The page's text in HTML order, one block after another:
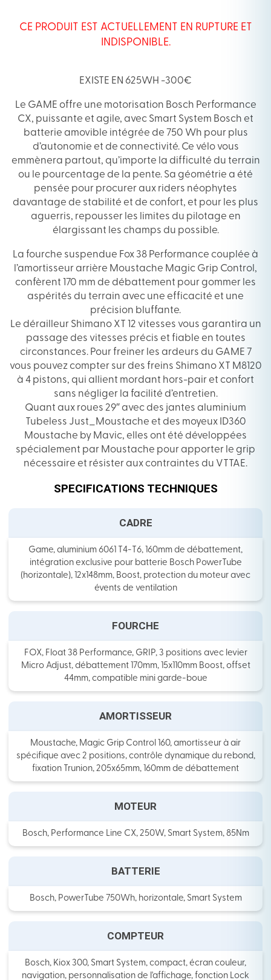
CE PRODUIT EST ACTUELLEMENT EN RUPTURE ET
INDISPONIBLE.
EXISTE EN 625WH -300€
Le GAME offre une motorisation Bosch Performance
CX, puissante et agile, avec Smart System Bosch et
batterie amovible intégrée de 750 Wh pour plus
d’autonomie et de connectivité. Ce vélo vous
emmènera partout, qu’importe la difficulté du terrain
ou le pourcentage de la pente. Sa géométrie a été
pensée pour procurer aux riders néophytes
davantage de stabilité et de confort, et pour les plus
aguerris, repousser les limites du pilotage en
élargissant les champs du possible.
La fourche suspendue Fox 38 Performance couplée à
l’amortisseur arrière Moustache Magic Grip Control,
confèrent 170 mm de débattement pour gommer les
aspérités du terrain avec une efficacité et une
précision bluffante.
Le dérailleur Shimano XT 12 vitesses vous garantira un
passage des vitesses précis et fiable en toutes
circonstances. Pour freiner les ardeurs du GAME 7
vous pouvez compter sur des freins Shimano XT M8120
à 4 pistons, qui allient mordant hors-pair et confort
sans négliger la facilité d’entretien.
Quant aux roues 29″ avec des jantes aluminium
Tubeless Just_Moustache et des moyeux ID360
Moustache by Mavic, elles ont été développées
spécialement par Moustache pour apporter le grip
nécessaire et résister aux contraintes du VTTAE.
SPECIFICATIONS TECHNIQUES
CADRE
Game, aluminium 6061 T4-T6, 160mm de débattement,
intégration exclusive pour batterie Bosch PowerTube
(horizontale), 12x148mm, Boost, protection du moteur avec
évents de ventilation
FOURCHE
FOX, Float 38 Performance, GRIP, 3 positions avec levier
Micro Adjust, débattement 170mm, 15x110mm Boost, offset
44mm, compatible mini garde-boue
AMORTISSEUR
Moustache, Magic Grip Control 160, amortisseur à air
spécifique avec 2 positions, contrôle dynamique du rebond,
fixation Trunion, 205x65mm, 160mm de débattement
MOTEUR
Bosch, Performance Line CX, 250W, Smart System, 85Nm
BATTERIE
Bosch, PowerTube 750Wh, horizontale, Smart System
COMPTEUR
Bosch, Kiox 300, Smart System, compact, écran couleur,
navigation, personnalisation de l'affichage, fonction Lock